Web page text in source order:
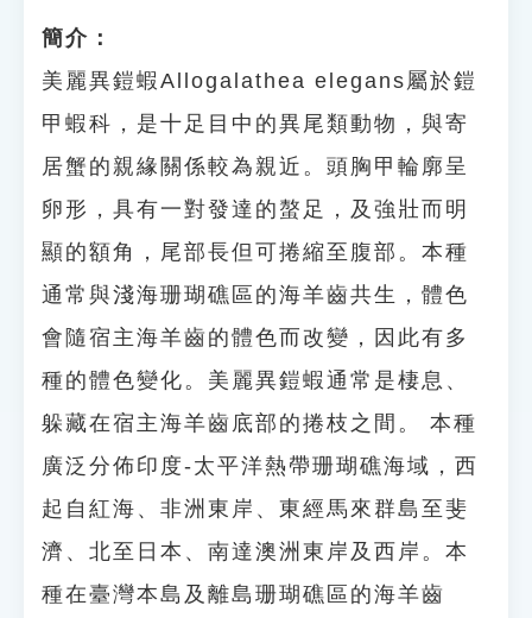
教學應用
貓頭鷹博士
簡介：
美麗異鎧蝦Allogalathea elegans屬於鎧
甲蝦科，是十足目中的異尾類動物，與寄
居蟹的親緣關係較為親近。頭胸甲輪廓呈
卵形，具有一對發達的螯足，及強壯而明
顯的額角，尾部長但可捲縮至腹部。本種
通常與淺海珊瑚礁區的海羊齒共生，體色
會隨宿主海羊齒的體色而改變，因此有多
種的體色變化。美麗異鎧蝦通常是棲息、
躲藏在宿主海羊齒底部的捲枝之間。 本種
廣泛分佈印度-太平洋熱帶珊瑚礁海域，西
起自紅海、非洲東岸、東經馬來群島至斐
濟、北至日本、南達澳洲東岸及西岸。本
種在臺灣本島及離島珊瑚礁區的海羊齒